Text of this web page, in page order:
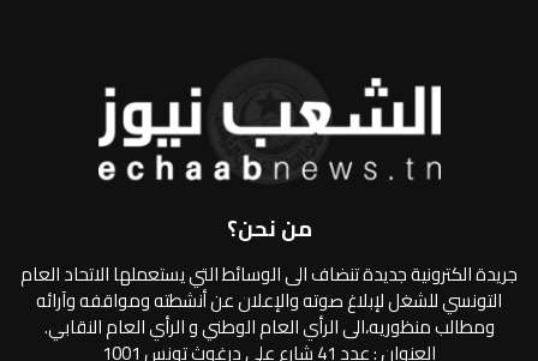
من نحن؟
جريدة الكترونية جديدة تنضاف الى الوسائط التي يستعملها الاتحاد العام
التونسي للشغل لإبلاغ صوته والإعلان عن أنشطته ومواقفه وآرائه
ومطالب منظوريه،الى الرأي العام الوطني و الرأي العام النقابي.
العنوان : عدد 41 شارع علي درغوث تونس 1001